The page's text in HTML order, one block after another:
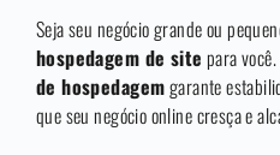
Seja seu negócio grande ou
hospedagem de site para
de hospedagemgarante
que seu negócio online cresça e